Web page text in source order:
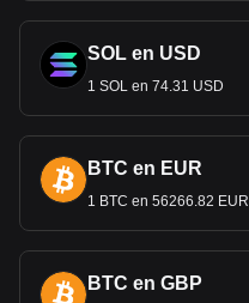
SOL en USD
1 SOL en 74.31 USD
BTC en EUR
1 BTC en 56266.82 EUR
BTC en GBP